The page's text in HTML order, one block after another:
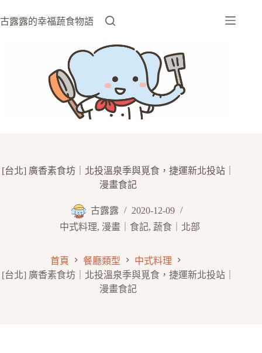
至
古露露的幸福蔬食物語
[台北] 廣香素食坊｜北投溫泉季與覓食，捷運新北投站｜
漫畫食記
古露露
2020-12-09
中式料理, 漫畫｜食記, 蔬食｜北部
首頁 餐廳類型
中式料理
[台北] 廣香素食坊｜北投溫泉季與覓食，捷運新北投站｜
漫畫食記